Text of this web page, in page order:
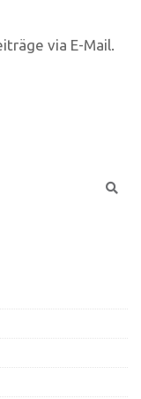
via E-Mail.